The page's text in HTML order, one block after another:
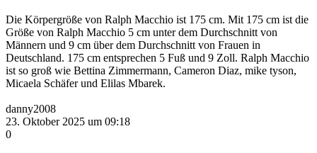
Die Körpergröße von Ralph Macchio ist 175 cm. Mit 175 cm ist die
Größe von Ralph Macchio 5 cm unter dem Durchschnitt von
Männern und 9 cm über dem Durchschnitt von Frauen in
Deutschland. 175 cm entsprechen 5 Fuß und 9 Zoll. Ralph Macchio
ist so groß wie Bettina Zimmermann, Cameron Diaz, mike tyson,
Micaela Schäfer und Elilas Mbarek.
danny2008
23. Oktober 2025 um 09:18
0